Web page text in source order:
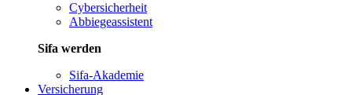
Cybersicherheit
Abbiegeassistent
Sifa werden
Sifa-Akademie
Versicherung